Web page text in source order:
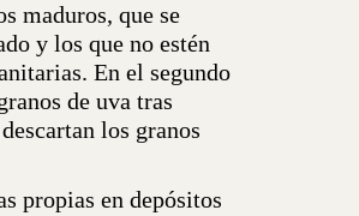
maduros, que se
y los que no estén
En el segundo
de uva tras
los granos
propias en depósitos